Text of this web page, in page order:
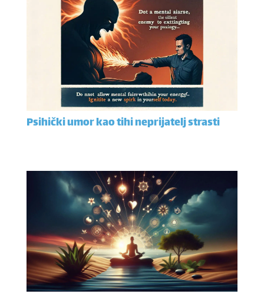
Psihički umor kao tihi neprijatelj strasti